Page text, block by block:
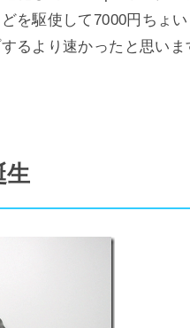
を駆使して7000円ちょ
るより速かったと思いま
生